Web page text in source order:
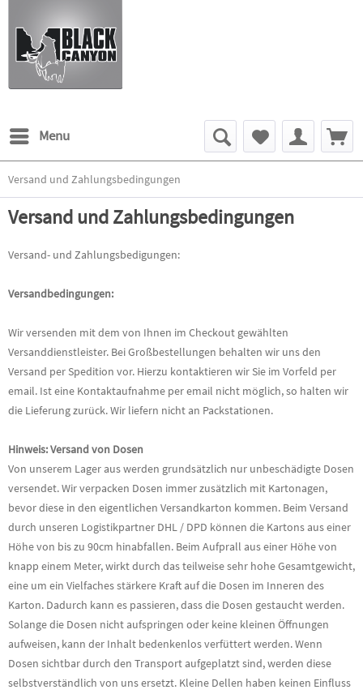
Menu
Versand und Zahlungsbedingungen
Versand und Zahlungsbedingungen
Versand- und Zahlungsbedigungen:
Versandbedingungen:
Wir versenden mit dem von Ihnen im Checkout gewählten
Versanddienstleister. Bei Großbestellungen behalten wir uns den
Versand per Spedition vor. Hierzu kontaktieren wir Sie im Vorfeld per
email. Ist eine Kontaktaufnahme per email nicht möglich, so halten wir
die Lieferung zurück. Wir liefern nicht an Packstationen.
Hinweis: Versand von Dosen
Von unserem Lager aus werden grundsätzlich nur unbeschädigte Dosen
versendet. Wir verpacken Dosen immer zusätzlich mit Kartonagen,
bevor diese in den eigentlichen Versandkarton kommen. Beim Versand
durch unseren Logistikpartner DHL / DPD können die Kartons aus einer
Höhe von bis zu 90cm hinabfallen. Beim Aufprall aus einer Höhe von
knapp einem Meter, wirkt durch das teilweise sehr hohe Gesamtgewicht,
eine um ein Vielfaches stärkere Kraft auf die Dosen im Inneren des
Karton. Dadurch kann es passieren, dass die Dosen gestaucht werden.
Solange die Dosen nicht aufspringen oder keine kleinen Öffnungen
aufweisen, kann der Inhalt bedenkenlos verfüttert werden. Wenn
Dosen sichtbar durch den Transport aufgeplatzt sind, werden diese
selbstverständlich von uns ersetzt. Kleine Dellen haben keinen Einfluss